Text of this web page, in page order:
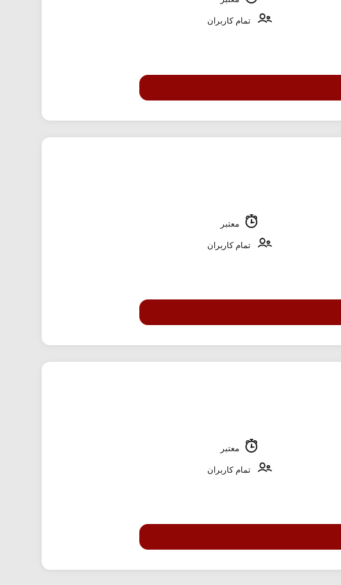
تمام کاربران
معتبر
تمام کاربران
معتبر
تمام کاربران